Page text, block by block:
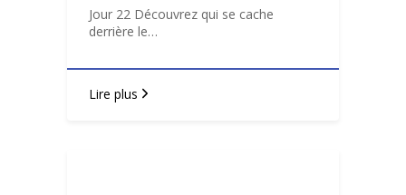
Jour 22 Découvrez qui se cache
derrière le…
Lire plus